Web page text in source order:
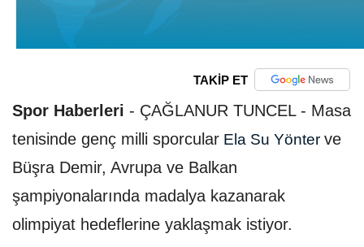
TAKİP ET
Spor Haberleri - ÇAĞLANUR TUNCEL - Masa
tenisinde genç milli sporcular Ela Su Yönter ve
Büşra Demir, Avrupa ve Balkan
şampiyonalarında madalya kazanarak
olimpiyat hedeflerine yaklaşmak istiyor.